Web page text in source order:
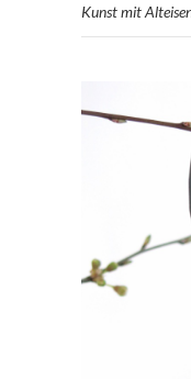
Kunst mit